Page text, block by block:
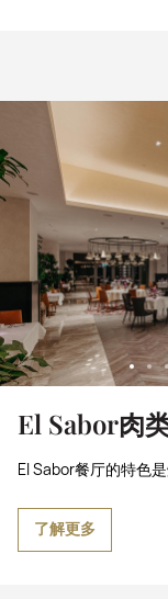
El Sabor肉
El Sabor餐厅的特色
了解更多